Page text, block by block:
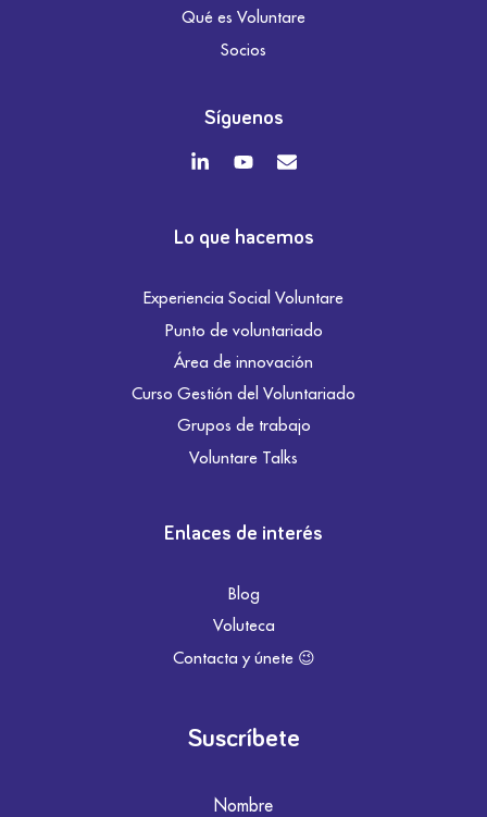
Qué es Voluntare
Socios
Síguenos
Lo que hacemos
Experiencia Social Voluntare
Punto de voluntariado
Área de innovación
Curso Gestión del Voluntariado
Grupos de trabajo
Voluntare Talks
Enlaces de interés
Blog
Voluteca
Contacta y únete 😉
Suscríbete
Nombre